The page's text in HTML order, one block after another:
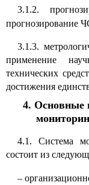
3.1.2.
прогнозирование
3.1.3.
применение
технических
достижения
4. Основные
4.1. Система
состоит из
–